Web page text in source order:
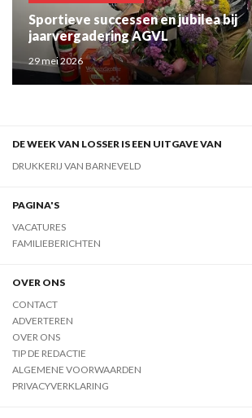
Sportieve successen en jubilea bij
jaarvergadering AGVL
29 mei 2026
DE WEEK VAN LOSSER IS EEN UITGAVE VAN
DRUKKERIJ VAN BARNEVELD
PAGINA'S
VACATURES
FAMILIEBERICHTEN
OVER ONS
CONTACT
ADVERTEREN
OVER ONS
TIP DE REDACTIE
ALGEMENE VOORWAARDEN
PRIVACYVERKLARING